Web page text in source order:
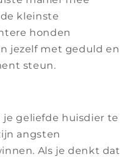
kleinste
honden
jezelf met geduld en
steun.
geliefde huisdier te
angsten
Als je denkt dat